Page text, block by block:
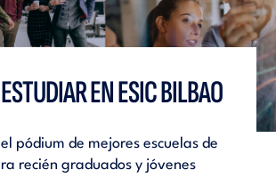
EN ESIC BILBAO
el pódium de mejores escuelas de
recién graduados y jóvenes